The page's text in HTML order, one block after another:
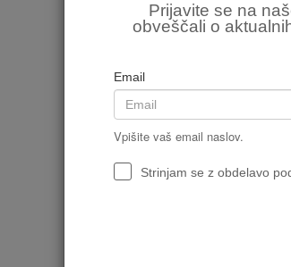
Prijavite se na
obveščali o
Email
Vpišite vaš email naslov.
Strinjam se z obdelavo